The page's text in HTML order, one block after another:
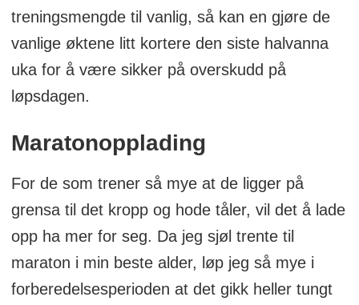
treningsmengde til vanlig, så kan en gjøre de
vanlige øktene litt kortere den siste halvanna
uka for å være sikker på overskudd på
løpsdagen.
Maratonopplading
For de som trener så mye at de ligger på
grensa til det kropp og hode tåler, vil det å lade
opp ha mer for seg. Da jeg sjøl trente til
maraton i min beste alder, løp jeg så mye i
forberedelsesperioden at det gikk heller tungt